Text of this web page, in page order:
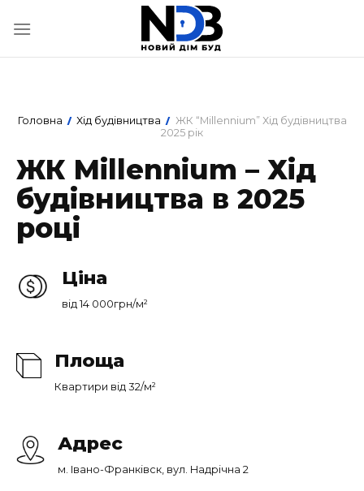
Головна / Хід будівництва / ЖК “Millennium” Хід будівництва
2025 рік
ЖК Millennium – Хід
будівництва в 2025
році
Ціна
від 14 000грн/м²
Площа
Квартири від 32/м²
Адрес
м. Івано-Франківск, вул. Надрічна 2